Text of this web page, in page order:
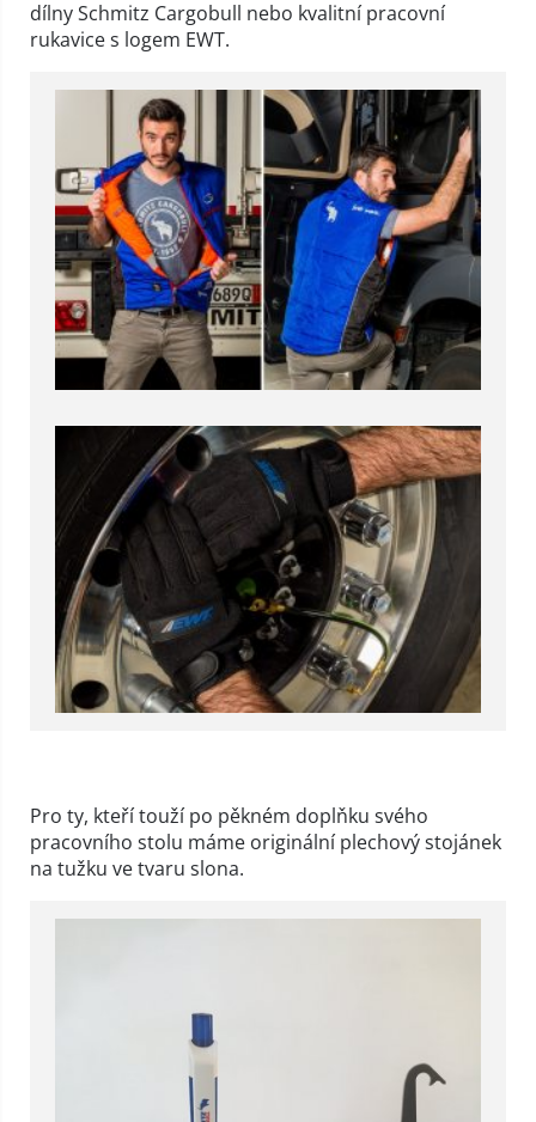
dílny Schmitz Cargobull nebo kvalitní pracovní
rukavice s logem EWT.
Pro ty, kteří touží po pěkném doplňku svého
pracovního stolu máme originální plechový stojánek
na tužku ve tvaru slona.